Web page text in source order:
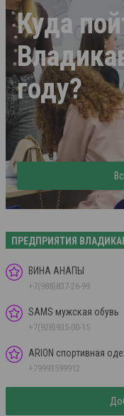
Куда
году?
ПРЕДПРИЯТИЯ
ВИНА АНАПЫ
+7(988)837-26-99
SAMS мужская обувь
+7(928)935-00-15
ARION спортивная
+79993599912